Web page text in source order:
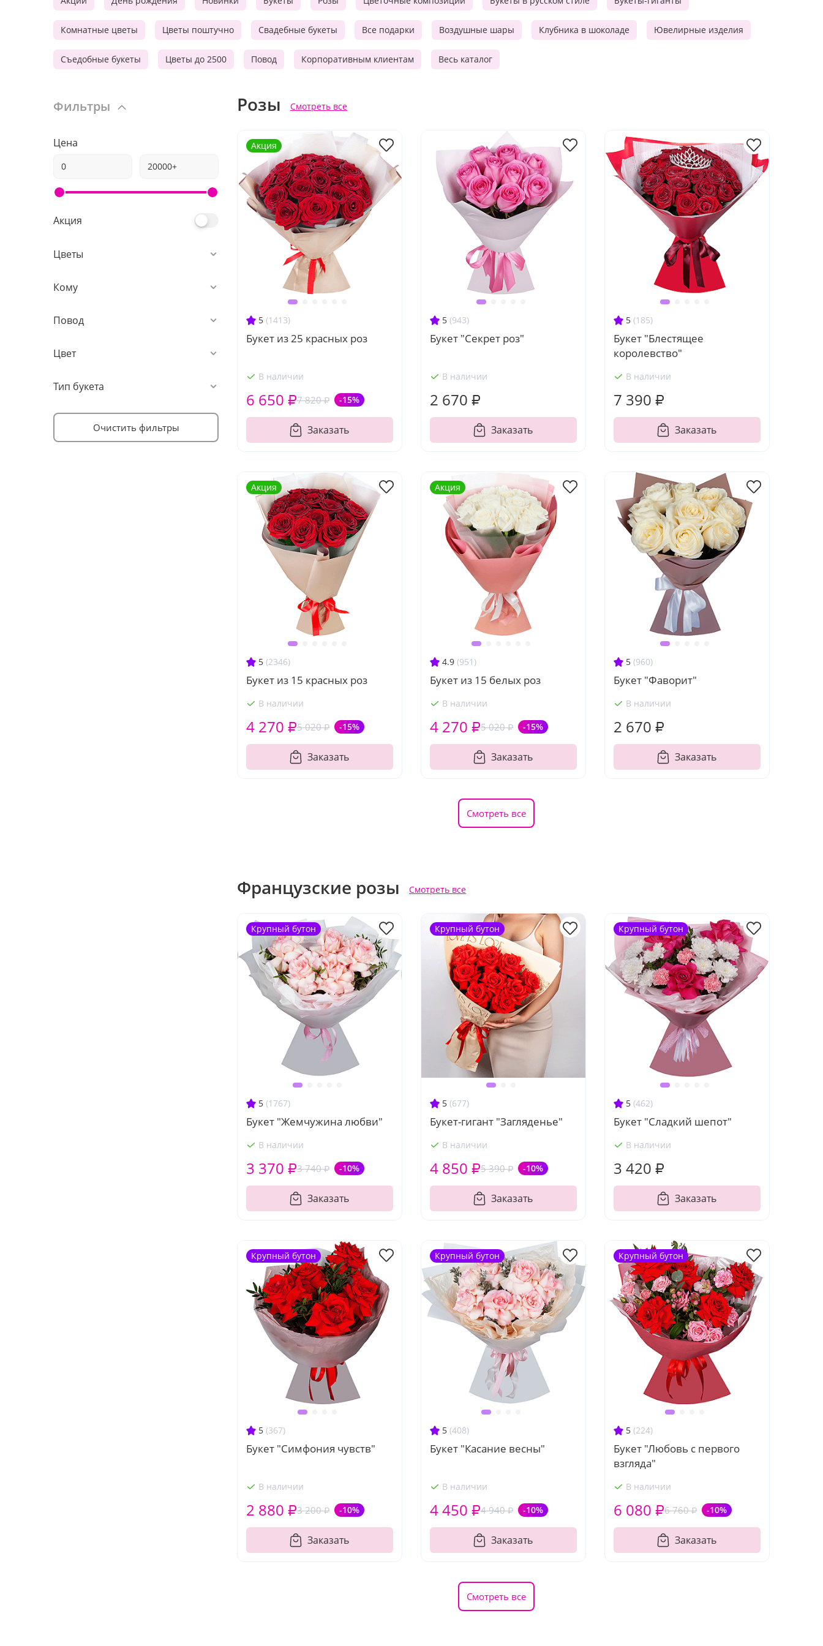
Комнатные цветы Цветы поштучно Свадебные букеты Все подарки Воздушные шары Клубника в шоколаде Ювелирные изделия
Съедобные букеты Цветы до 2500 Повод Корпоративным клиентам Весь каталог
Фильтры
Цена
Акция
Цветы
Кому
Повод
Цвет
Тип букета
Очистить фильтры
Розы Смотреть все
5 (1413)
Букет из 25 красных роз
В наличии
7 820 ₽ -15%
6 650 ₽
Заказать
Акция
5 (943)
Букет "Секрет роз"
В наличии
2 670 ₽
Заказать
5 (185)
Букет "Блестящее
королевство"
В наличии
7 390 ₽
Заказать
5 (2346)
Букет из 15 красных роз
В наличии
5 020 ₽ -15%
4 270 ₽
Заказать
Акция
4.9 (951)
Букет из 15 белых роз
В наличии
5 020 ₽ -15%
4 270 ₽
Заказать
Акция
5 (960)
Букет "Фаворит"
В наличии
2 670 ₽
Заказать
Смотреть все
Французские розы Смотреть все
5 (1767)
Букет "Жемчужина любви"
В наличии
3 740 ₽ -10%
3 370 ₽
Заказать
Крупный бутон
5 (677)
Букет-гигант "Загляденье"
В наличии
5 390 ₽ -10%
4 850 ₽
Заказать
Крупный бутон
5 (462)
Букет "Сладкий шепот"
В наличии
3 420 ₽
Заказать
Крупный бутон
5 (367)
Букет "Симфония чувств"
В наличии
3 200 ₽ -10%
2 880 ₽
Заказать
Крупный бутон
5 (408)
Букет "Касание весны"
В наличии
4 940 ₽ -10%
4 450 ₽
Заказать
Крупный бутон
5 (224)
Букет "Любовь с первого
взгляда"
В наличии
6 760 ₽ -10%
6 080 ₽
Заказать
Крупный бутон
Смотреть все